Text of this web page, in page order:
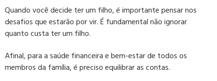
Quando você decide ter um filho, é importante pensar nos
desafios que estarão por vir. É fundamental não ignorar
quanto custa ter um filho.
Afinal, para a saúde financeira e bem-estar de todos os
membros da família, é preciso equilibrar as contas.